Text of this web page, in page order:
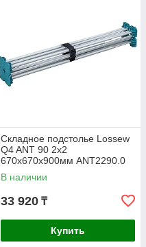
Складное подстолье Lossew
Q4 ANT 90 2х2
670х670х900мм ANT2290.0
В наличии
33 920 ₸
Купить